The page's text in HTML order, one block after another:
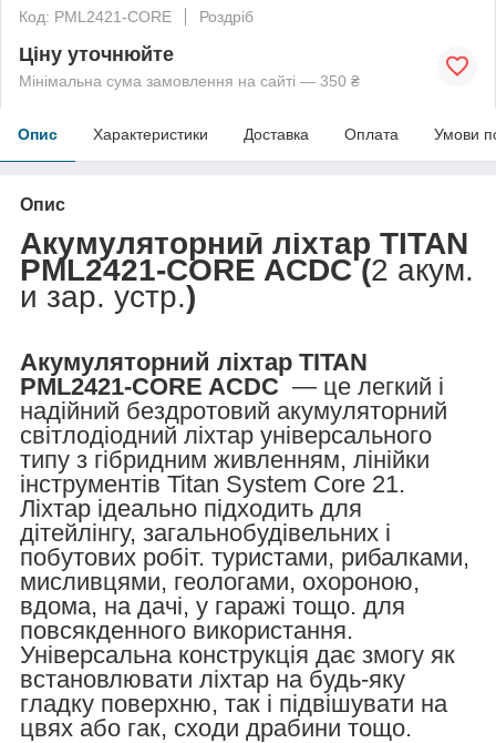
Код: PML2421-CORE
Роздріб
Ціну уточнюйте
Мінімальна сума замовлення на сайті — 350 ₴
Опис Характеристики Доставка Оплата Умови
Опис
Акумуляторний ліхтар TITAN
PML2421-CORE ACDC (2 акум.
и зар. устр.)
Акумуляторний ліхтар TITAN
PML2421-CORE ACDC — це легкий і
надійний бездротовий акумуляторний
світлодіодний ліхтар універсального
типу з гібридним живленням, лінійки
інструментів Titan System Core 21.
Ліхтар ідеально підходить для
дітейлінгу, загальнобудівельних і
побутових робіт. туристами, рибалками,
мисливцями, геологами, охороною,
вдома, на дачі, у гаражі тощо. для
повсякденного використання.
Універсальна конструкція дає змогу як
встановлювати ліхтар на будь-яку
гладку поверхню, так і підвішувати на
цвях або гак, сходи драбини тощо.